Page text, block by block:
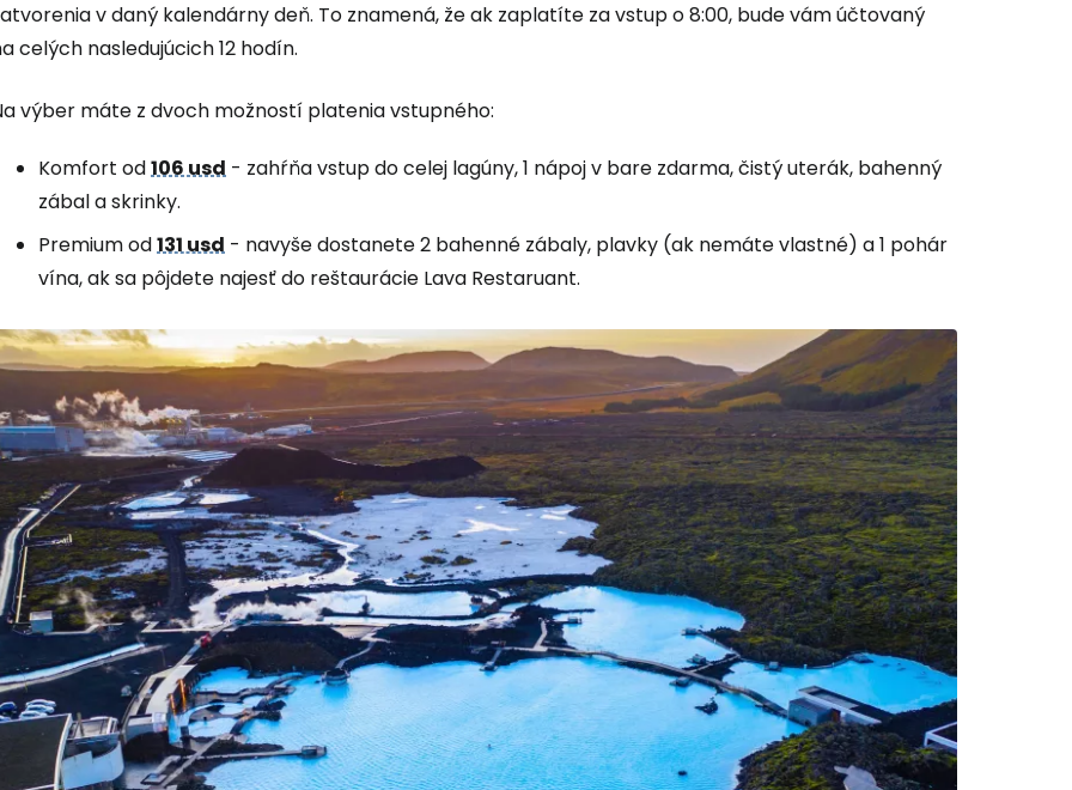
v daný kalendárny deň. To znamená, že ak zaplatíte za vstup o 8:00, bude vám účtovaný
celých nasledujúcich 12 hodín.
výber máte z dvoch možností platenia vstupného:
Komfort od106 usd - zahŕňa vstup do celej lagúny, 1 nápoj v bare zdarma, čistý uterák, bahenný
zábal a skrinky.
Premium od131 usd - navyše dostanete 2 bahenné zábaly, plavky (ak nemáte vlastné) a 1 pohár
vína, ak sa pôjdete najesť do reštaurácie Lava Restaruant.